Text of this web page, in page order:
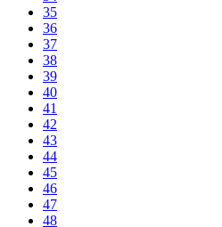
35
36
37
38
39
40
41
42
43
44
45
46
47
48